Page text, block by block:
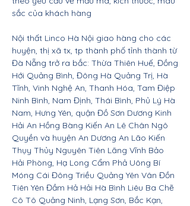
sắc của khách hàng
Nội thất Linco Hà Nội giao hàng cho các
huyện, thị xã tx, tp thành phố tỉnh thành từ
Đà Nẵng trở ra bắc: Thừa Thiên Huế, Đồng
Hới Quảng Bình, Đông Hà Quảng Trị, Hà
Tĩnh, Vinh Nghệ An, Thanh Hóa, Tam Điệp
Ninh Bình, Nam Định, Thái Bình, Phủ Lý Hà
Nam, Hưng Yên, quận Đồ Sơn Dương Kinh
Hải An Hồng Bàng Kiến An Lê Chân Ngô
Quyền và huyện An Dương An Lão Kiến
Thụy Thủy Nguyên Tiên Lãng Vĩnh Bảo
Hải Phòng, Hạ Long Cẩm Phả Uông Bí
Móng Cái Đông Triều Quảng Yên Vân Đồn
Tiên Yên Đầm Hả Hải Hà Bình Liêu Ba Chẽ
Cô Tô Quảng Ninh, Lạng Sơn, Bắc Kạn,